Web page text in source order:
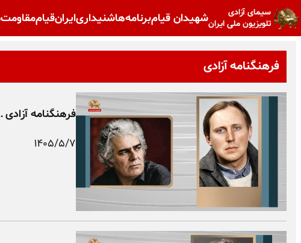
سیمای آزادی
تلویزیون ملی ایرانشهیدان قیامبرنامه‌هاشنیداریایرانقیاممقاومت
فرهنگنامه آزادی
فرهنگنامه
۱۴۰۵/۵/۷